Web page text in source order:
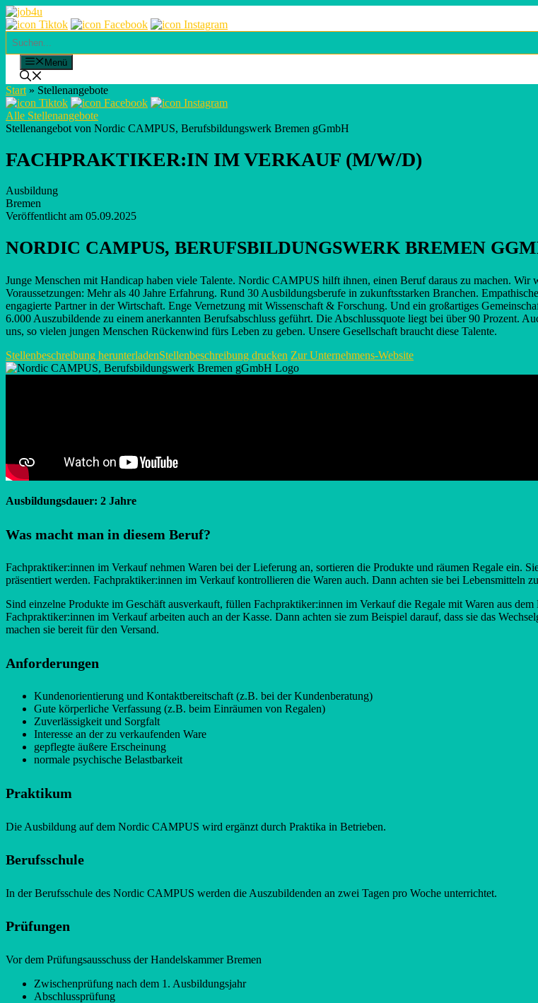
Skip
to
content
Suchen
Menü
Start » Stellenangebote
Alle Stellenangebote
Stellenangebot von Nordic CAMPUS, Berufsbildungswerk Bremen gGmbH
FACHPRAKTIKER:IN IM VERKAUF (M/W/D)
Ausbildung
Bremen
Veröffentlicht am 05.09.2025
NORDIC CAMPUS, BERUFSBILDUNGSWERK BREMEN
Junge Menschen mit Handicap haben viele Talente. Nordic CAMPUS hilft ihnen, einen Beruf daraus zu machen.
Voraussetzungen: Mehr als 40 Jahre Erfahrung. Rund 30 Ausbildungsberufe in zukunftsstarken Branchen.
engagierte Partner in der Wirtschaft. Enge Vernetzung mit Wissenschaft & Forschung. Und ein großartiges
6.000 Auszubildende zu einem anerkannten Berufsabschluss geführt. Die Abschlussquote liegt bei über 90 Prozent.
uns, so vielen jungen Menschen Rückenwind fürs Leben zu geben. Unsere Gesellschaft braucht diese Talente.
Stellenbeschreibung herunterladenStellenbeschreibung drucken Zur Unternehmens-Website
Ausbildungsdauer: 2 Jahre
Was macht man in diesem Beruf?
Fachpraktiker:innen im Verkauf nehmen Waren bei der Lieferung an, sortieren die Produkte und räumen Regale ein.
präsentiert werden. Fachpraktiker:innen im Verkauf kontrollieren die Waren auch. Dann achten sie bei Lebensmitteln
Sind einzelne Produkte im Geschäft ausverkauft, füllen Fachpraktiker:innen im Verkauf die Regale mit Waren aus
Fachpraktiker:innen im Verkauf arbeiten auch an der Kasse. Dann achten sie zum Beispiel darauf, dass sie das
machen sie bereit für den Versand.
Anforderungen
Kundenorientierung und Kontaktbereitschaft (z.B. bei der Kundenberatung)
Gute körperliche Verfassung (z.B. beim Einräumen von Regalen)
Zuverlässigkeit und Sorgfalt
Interesse an der zu verkaufenden Ware
gepflegte äußere Erscheinung
normale psychische Belastbarkeit
Praktikum
Die Ausbildung auf dem Nordic CAMPUS wird ergänzt durch Praktika in Betrieben.
Berufsschule
In der Berufsschule des Nordic CAMPUS werden die Auszubildenden an zwei Tagen pro Woche unterrichtet.
Prüfungen
Vor dem Prüfungsausschuss der Handelskammer Bremen
Zwischenprüfung nach dem 1. Ausbildungsjahr
Abschlussprüfung